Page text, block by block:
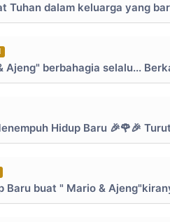
Tuhan dalam keluarga yang
berbahagia selalu...
Hidup Baru 🎉🌹🎉
Baru buat " Mario &